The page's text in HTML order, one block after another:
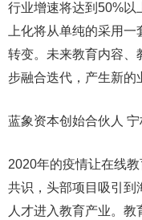
行业增速将达到50%以
上化将从单纯的采用
转变。未来教育内容、
步融合迭代，产生新的
蓝象资本创始合伙人
2020年的疫情让在线
共识，头部项目吸引到
人才进入教育产业。